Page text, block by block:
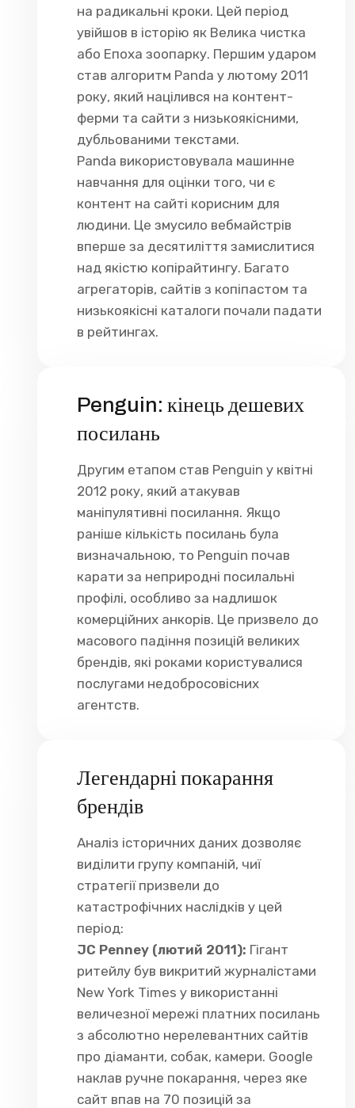
на радикальні кроки. Цей період
увійшов в історію як Велика чистка
або Епоха зоопарку. Першим ударом
став алгоритм Panda у лютому 2011
року, який націлився на контент-
ферми та сайти з низькоякісними,
дубльованими текстами.
Panda використовувала машинне
навчання для оцінки того, чи є
контент на сайті корисним для
людини. Це змусило вебмайстрів
вперше за десятиліття замислитися
над якістю копірайтингу. Багато
агрегаторів, сайтів з копіпастом та
низькоякісні каталоги почали падати
в рейтингах.
Penguin: кінець дешевих
посилань
Другим етапом став Penguin у квітні
2012 року, який атакував
маніпулятивні посилання. Якщо
раніше кількість посилань була
визначальною, то Penguin почав
карати за неприродні посилальні
профілі, особливо за надлишок
комерційних анкорів. Це призвело до
масового падіння позицій великих
брендів, які роками користувалися
послугами недобросовісних
агентств.
Легендарні покарання
брендів
Аналіз історичних даних дозволяє
виділити групу компаній, чиї
стратегії призвели до
катастрофічних наслідків у цей
період:
JC Penney (лютий 2011): Гігант
ритейлу був викритий журналістами
New York Times у використанні
величезної мережі платних посилань
з абсолютно нерелевантних сайтів
про діаманти, собак, камери. Google
наклав ручне покарання, через яке
сайт впав на 70 позицій за